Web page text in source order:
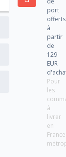
port
offerts
à
partir
de
129
EUR
Pour
les
à
livrer
en
France